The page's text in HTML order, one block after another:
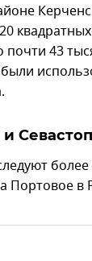
43
Портовое в